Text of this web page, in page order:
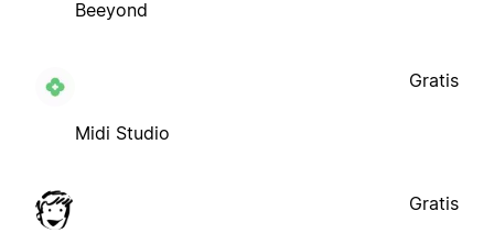
Beeyond
Midi Studio
Gratis
Gratis